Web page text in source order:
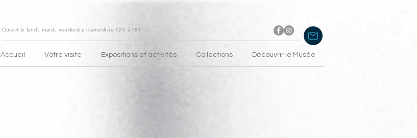
Accueil Votre visite Expositions et activités Collections Découvrir le Musée
Ouvert le lundi, mardi, vendredi et samedi de 12 h à 18 h